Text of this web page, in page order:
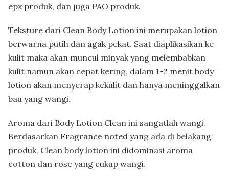
epx produk, dan juga PAO produk.
Teksture dari Clean Body Lotion ini merupakan lotion
berwarna putih dan agak pekat. Saat diaplikasikan ke
kulit maka akan muncul minyak yang melembabkan
kulit namun akan cepat kering, dalam 1-2 menit body
lotion akan menyerap kekulit dan hanya meninggalkan
bau yang wangi.
Aroma dari Body Lotion Clean ini sangatlah wangi.
Berdasarkan Fragrance noted yang ada di belakang
produk, Clean body lotion ini didominasi aroma
cotton dan rose yang cukup wangi.